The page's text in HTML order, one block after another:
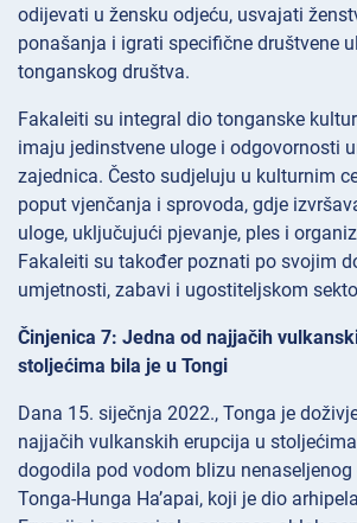
odijevati u žensku odjeću, usvajati
ponašanja i igrati specifične društvene
tonganskog društva.
Fakaleiti su integral dio tonganske
imaju jedinstvene uloge i odgovornosti
zajednica. Često sudjeluju u kulturnim
poput vjenčanja i sprovoda, gdje
uloge, uključujući pjevanje, ples i
Fakaleiti su također poznati po svojim
umjetnosti, zabavi i ugostiteljskom
Činjenica 7: Jedna od najjačih
stoljećima bila je u Tongi
Dana 15. siječnja 2022., Tonga je
najjačih vulkanskih erupcija u
dogodila pod vodom blizu
Tonga-Hunga Ha’apai, koji je dio